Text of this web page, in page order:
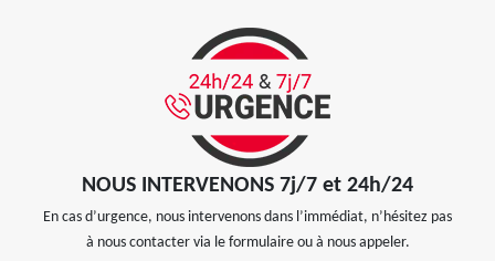
NOUS INTERVENONS 7j/7 et 24h/24
En cas d’urgence, nous intervenons dans l’immédiat, n’hésitez pas
à nous contacter via le formulaire ou à nous appeler.